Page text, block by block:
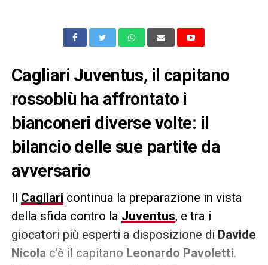
Cagliari Juventus, il capitano
rossoblù ha affrontato i
bianconeri diverse volte: il
bilancio delle sue partite da
avversario
Il Cagliari continua la preparazione in vista
della sfida contro la Juventus, e tra i
giocatori più esperti a disposizione di Davide
Nicolac’è il capitano Leonardo Pavoletti.